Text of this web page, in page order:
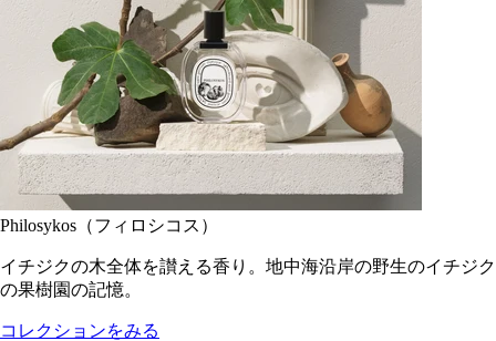
Philosykos（フィロシコス）
イチジクの木全体を讃える香り。地中海沿岸の野生のイチジク
の果樹園の記憶。
コレクションをみる